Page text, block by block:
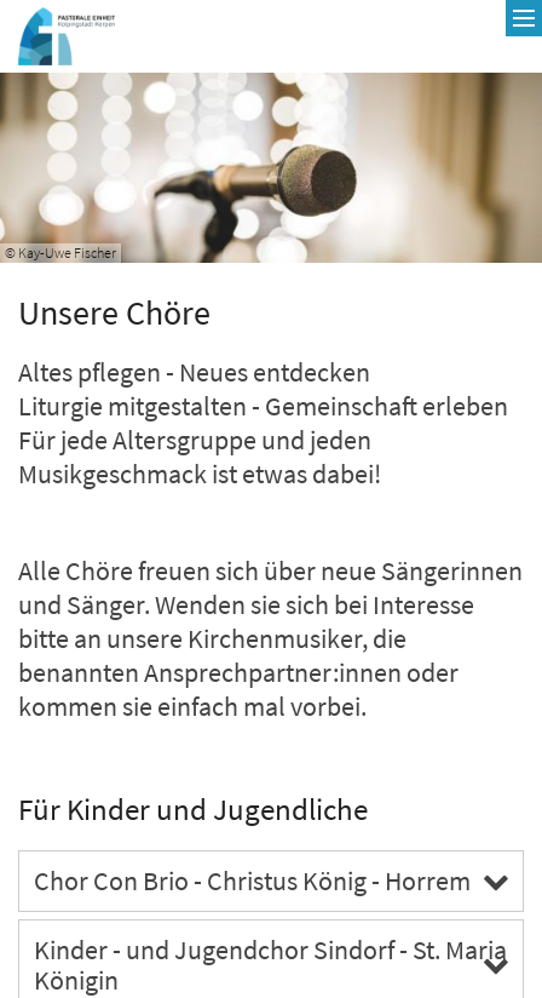
Zum Inhalt springen
© Kay-Uwe Fischer
Unsere Chöre
Altes pflegen - Neues entdecken
Liturgie mitgestalten - Gemeinschaft erleben
Für jede Altersgruppe und jeden
Musikgeschmack ist etwas dabei!
Alle Chöre freuen sich über neue Sängerinnen
und Sänger. Wenden sie sich bei Interesse
bitte an unsere Kirchenmusiker, die
benannten Ansprechpartner:innen oder
kommen sie einfach mal vorbei.
Für Kinder und Jugendliche
Chor Con Brio - Christus König - Horrem
Kinder - und Jugendchor Sindorf - St. Maria
Königin